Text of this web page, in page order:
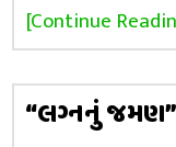
[Continue
“લગ્નનું જમણ”